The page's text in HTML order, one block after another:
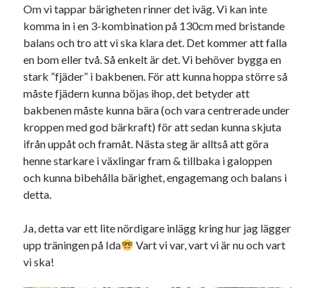
maj 2025
M T O T F L
S
1
2 3
5
6 7 8 9 10
11
12
13 14 15 16 17
18
19
20 21 22 23 24
25
26
27 28 29 30 31
Arkiv
augusti 2026
juli 2026
Om vi tappar bärigheten rinner det iväg. Vi kan inte
komma in i en 3-kombination på 130cm med bristande
balans och tro att vi ska klara det. Det kommer att falla
en bom eller två. Så enkelt är det. Vi behöver bygga en
stark ”fjäder” i bakbenen. För att kunna hoppa större så
måste fjädern kunna böjas ihop, det betyder att
bakbenen måste kunna bära (och vara centrerade under
kroppen med god bärkraft) för att sedan kunna skjuta
ifrån uppåt och framåt. Nästa steg är alltså att göra
henne starkare i växlingar fram & tillbaka i galoppen
och kunna bibehålla bärighet, engagemang och balans i
detta.
Ja, detta var ett lite nördigare inlägg kring hur jag lägger
upp träningen på Ida
Vart vi var, vart vi är nu och vart
vi ska!